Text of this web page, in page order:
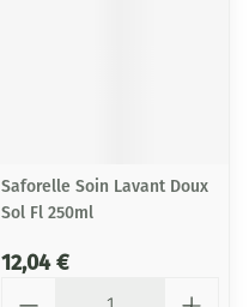
Saforelle Soin Lavant Doux
Sol Fl 250ml
12,04 €